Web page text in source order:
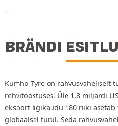
BRÄNDI
Kumho Tyre on rahvusvaheliselt
rehvitööstuses. Üle 1,8 miljardi
eksport ligikaudu 180 riiki asetab
globaalsel turul. Seda